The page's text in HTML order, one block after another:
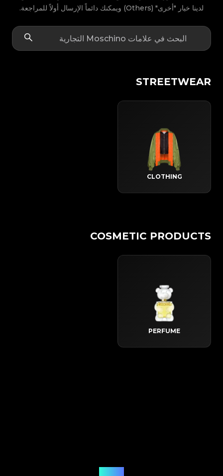
لدينا خيار "أخرى" (Others) ويمكنك دائماً الإرسال أولاً للمراجعة.
STREETWEAR
CLOTHING
COSMETIC PRODUCTS
PERFUME